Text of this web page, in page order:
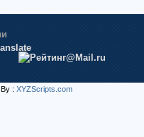
: XYZScripts.com